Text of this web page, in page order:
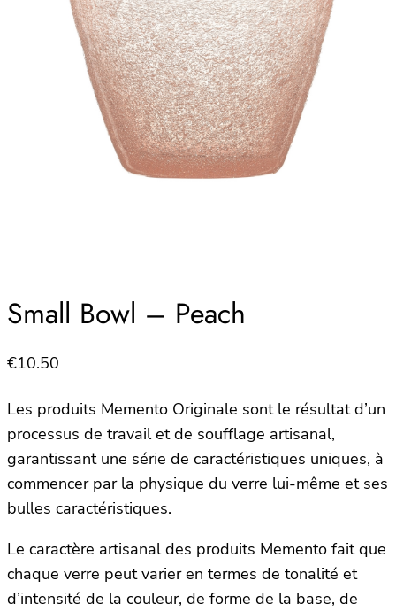
Small Bowl – Peach
€10.50
Les produits Memento Originale sont le résultat d’un
processus de travail et de soufflage artisanal,
garantissant une série de caractéristiques uniques, à
commencer par la physique du verre lui-même et ses
bulles caractéristiques.
Le caractère artisanal des produits Memento fait que
chaque verre peut varier en termes de tonalité et
d’intensité de la couleur, de forme de la base, de